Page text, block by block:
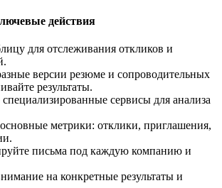
действия
для отслеживания откликов и
версии резюме и сопроводительных
результаты.
сервисы для анализа
метрики: отклики, приглашения,
письма под каждую компанию и
на конкретные результаты и